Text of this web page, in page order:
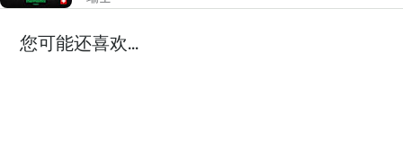
您可能还喜欢...